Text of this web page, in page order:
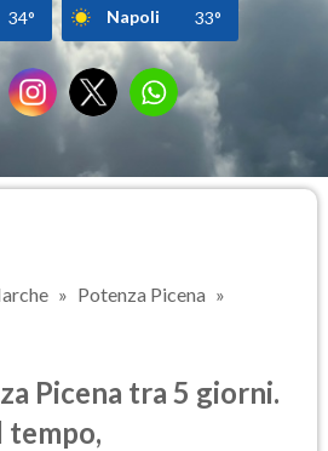
34° Napoli 33°
Potenza Picena
Picena tra 5 giorni.
tempo,